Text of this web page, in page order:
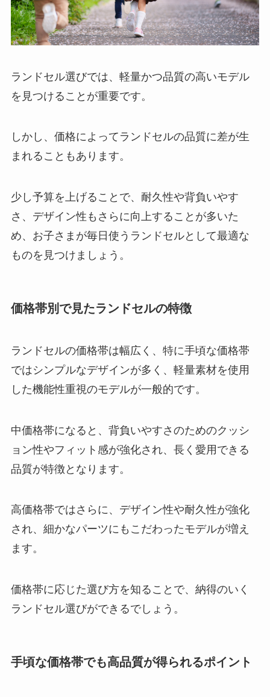
ランドセル選びでは、軽量かつ品質の高いモデル
を見つけることが重要です。
しかし、価格によってランドセルの品質に差が生
まれることもあります。
少し予算を上げることで、耐久性や背負いやす
さ、デザイン性もさらに向上することが多いた
め、お子さまが毎日使うランドセルとして最適な
ものを見つけましょう。
価格帯別で見たランドセルの特徴
ランドセルの価格帯は幅広く、特に手頃な価格帯
ではシンプルなデザインが多く、軽量素材を使用
した機能性重視のモデルが一般的です。
中価格帯になると、背負いやすさのためのクッシ
ョン性やフィット感が強化され、長く愛用できる
品質が特徴となります。
高価格帯ではさらに、デザイン性や耐久性が強化
され、細かなパーツにもこだわったモデルが増え
ます。
価格帯に応じた選び方を知ることで、納得のいく
ランドセル選びができるでしょう。
手頃な価格帯でも高品質が得られるポイント